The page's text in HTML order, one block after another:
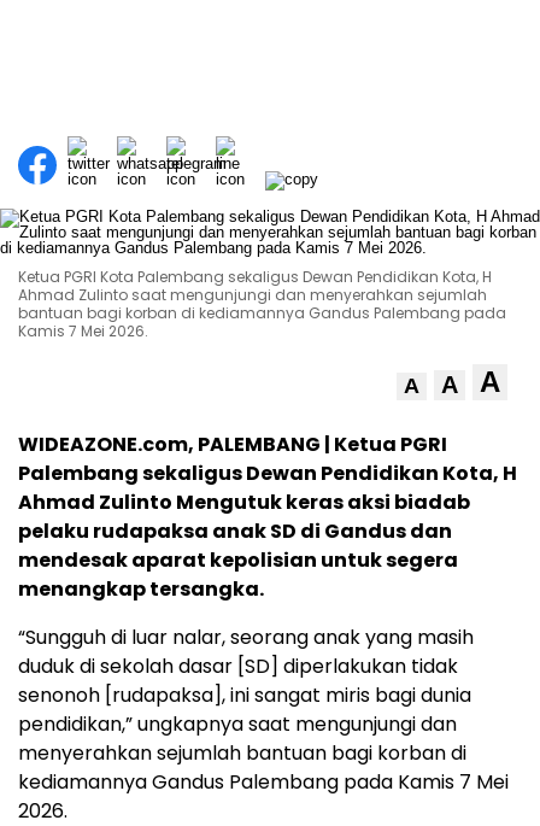
Ketua PGRI Kota Palembang sekaligus Dewan Pendidikan Kota, H
Ahmad Zulinto saat mengunjungi dan menyerahkan sejumlah
bantuan bagi korban di kediamannya Gandus Palembang pada
Kamis 7 Mei 2026.
A A A
WIDEAZONE.com, PALEMBANG | Ketua PGRI
Palembang sekaligus Dewan Pendidikan Kota, H
Ahmad Zulinto Mengutuk keras aksi biadab
pelaku rudapaksa anak SD di Gandus dan
mendesak aparat kepolisian untuk segera
menangkap tersangka.
“Sungguh di luar nalar, seorang anak yang masih
duduk di sekolah dasar [SD] diperlakukan tidak
senonoh [rudapaksa], ini sangat miris bagi dunia
pendidikan,” ungkapnya saat mengunjungi dan
menyerahkan sejumlah bantuan bagi korban di
kediamannya Gandus Palembang pada Kamis 7 Mei
2026.